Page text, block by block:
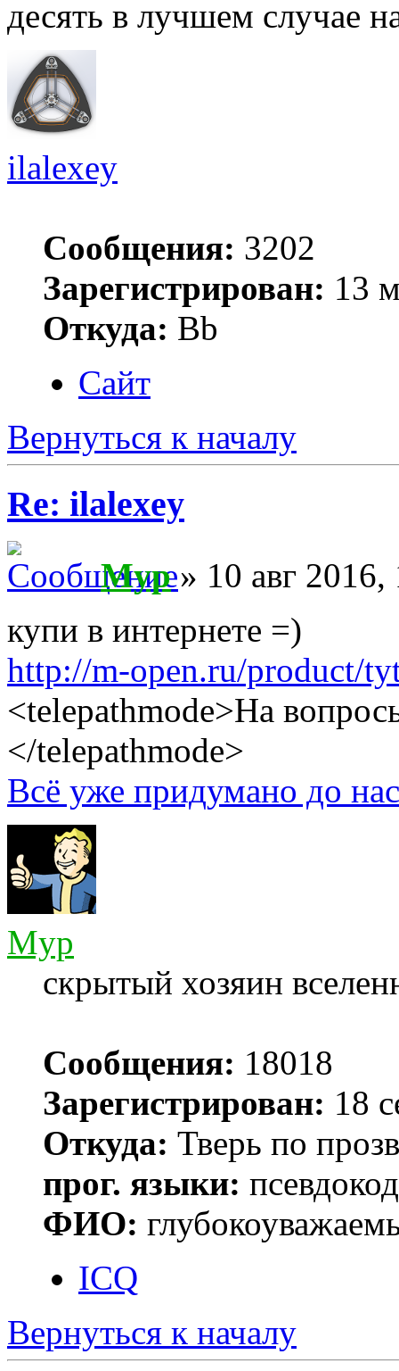
десять в лучшем случае
ilalexey
Сообщения: 3202
Зарегистрирован: 13
Откуда: Bb
Сайт
Вернуться к началу
Re: ilalexey
Myp» 10 авг 2016,
купи в интернете =)
http://m-open.ru/product/
<telepathmode>На
</telepathmode>
Всё уже придумано до
Myp
скрытый хозяин
Сообщения: 18018
Зарегистрирован: 18
Откуда: Тверь по
прог. языки:
ФИО:
ICQ
Вернуться к началу